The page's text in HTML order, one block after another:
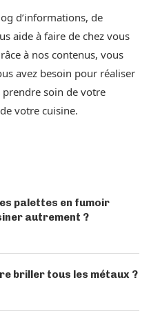
d’informations, de
aide à faire de chez vous
à nos contenus, vous
avez besoin pour réaliser
soin de votre
votre cuisine.
palettes en fumoir
autrement ?
briller tous les métaux ?